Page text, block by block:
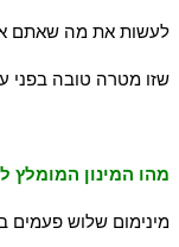
לעשות את מה שאתם
שזו מטרה טובה בפני
מהו המינון המומלץ
מינימום שלוש פעמים